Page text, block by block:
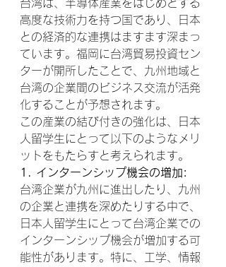
台湾は、半導体産業をはじめとする
高度な技術力を持つ国であり、日本
との経済的な連携はますます深まっ
ています。福岡に台湾貿易投資セン
ターが開所したことで、九州地域と
台湾の企業間のビジネス交流が活発
化することが予想されます。
この産業の結び付きの強化は、日本
人留学生にとって以下のようなメリ
ットをもたらすと考えられます。
1. インターンシップ機会の増加:
台湾企業が九州に進出したり、九州
の企業と連携を深めたりする中で、
日本人留学生にとって台湾企業での
インターンシップ機会が増加する可
能性があります。特に、工学、情報